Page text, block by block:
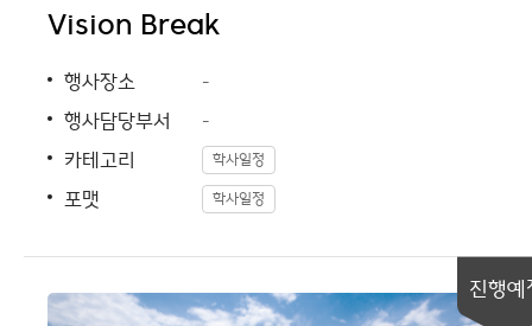
Vision Break
행사장소 -
행사담당부서 -
카테고리 학사일정
포맷 학사일정
진행예